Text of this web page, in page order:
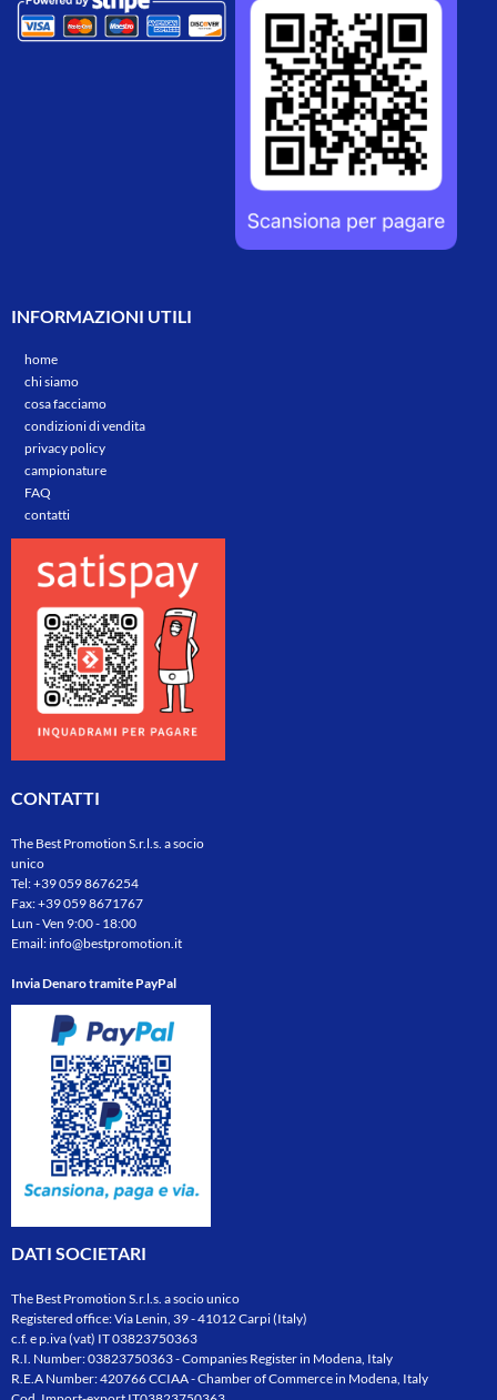
INFORMAZIONI UTILI
home
chi siamo
cosa facciamo
condizioni di vendita
privacy policy
campionature
FAQ
contatti
CONTATTI
The Best Promotion S.r.l.s. a socio
unico
Tel:+39 059 8676254
Fax: +39 059 8671767
Lun - Ven 9:00 - 18:00
Email:info@bestpromotion.it
Invia Denaro tramite PayPal
DATI SOCIETARI
The Best Promotion S.r.l.s. a socio unico
Registered office: Via Lenin, 39 - 41012 Carpi (Italy)
c.f. e p.iva (vat) IT 03823750363
R.I. Number: 03823750363 - Companies Register in Modena, Italy
R.E.A Number: 420766 CCIAA - Chamber of Commerce in Modena, Italy